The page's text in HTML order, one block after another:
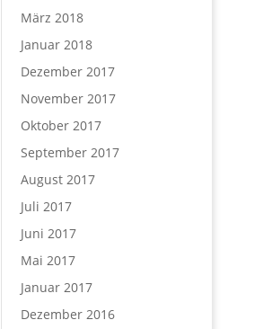
März 2018
Januar 2018
Dezember 2017
November 2017
Oktober 2017
September 2017
August 2017
Juli 2017
Juni 2017
Mai 2017
Januar 2017
Dezember 2016